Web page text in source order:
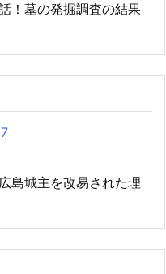
！墓の発掘調査の結果
島城主を改易された理